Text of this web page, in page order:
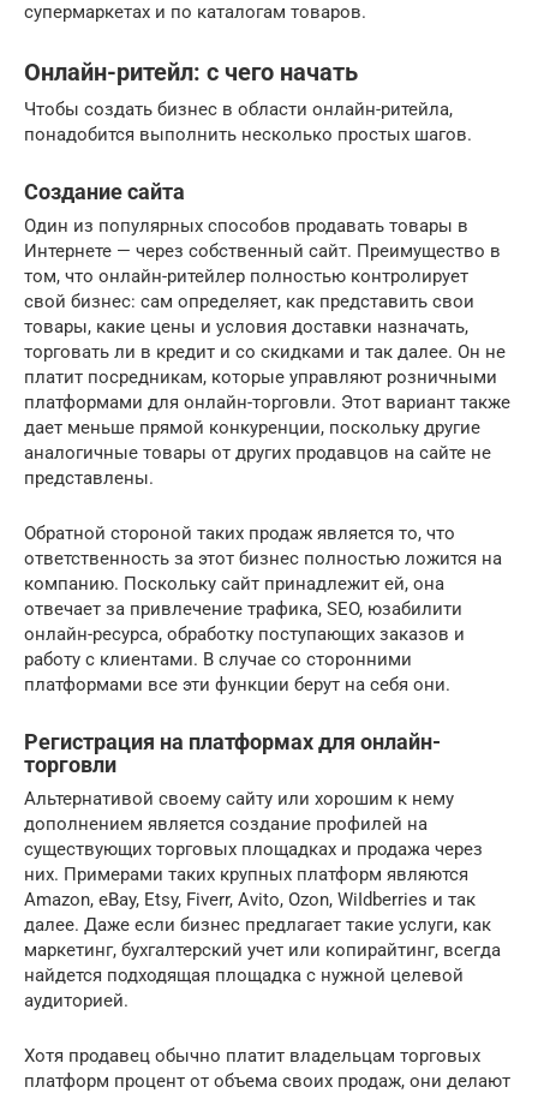
супермаркетах и по каталогам товаров.
Онлайн-ритейл: с чего начать
Чтобы создать бизнес в области онлайн-ритейла,
понадобится выполнить несколько простых шагов.
Создание сайта
Один из популярных способов продавать товары в
Интернете — через собственный сайт. Преимущество в
том, что онлайн-ритейлер полностью контролирует
свой бизнес: сам определяет, как представить свои
товары, какие цены и условия доставки назначать,
торговать ли в кредит и со скидками и так далее. Он не
платит посредникам, которые управляют розничными
платформами для онлайн-торговли. Этот вариант также
дает меньше прямой конкуренции, поскольку другие
аналогичные товары от других продавцов на сайте не
представлены.
Обратной стороной таких продаж является то, что
ответственность за этот бизнес полностью ложится на
компанию. Поскольку сайт принадлежит ей, она
отвечает за привлечение трафика, SEO, юзабилити
онлайн-ресурса, обработку поступающих заказов и
работу с клиентами. В случае со сторонними
платформами все эти функции берут на себя они.
Регистрация на платформах для онлайн-
торговли
Альтернативой своему сайту или хорошим к нему
дополнением является создание профилей на
существующих торговых площадках и продажа через
них. Примерами таких крупных платформ являются
Amazon, eBay, Etsy, Fiverr, Avito, Ozon, WiIdberries и так
далее. Даже если бизнес предлагает такие услуги, как
маркетинг, бухгалтерский учет или копирайтинг, всегда
найдется подходящая площадка с нужной целевой
аудиторией.
Хотя продавец обычно платит владельцам торговых
платформ процент от объема своих продаж, они делают